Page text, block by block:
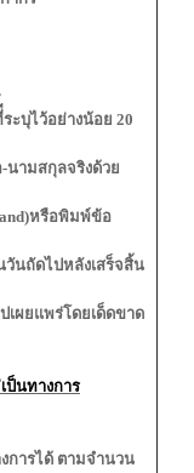
ะบุไว้อย่างน้อย 20
นามสกุลจริงด้วย
หรือพิมพ์ข้อ
วันถัดไปหลังเสร็จสิ้น
ผยแพร่โดยเด็ดขาด
ป็นทางการ
การได้ ตามจำนวน